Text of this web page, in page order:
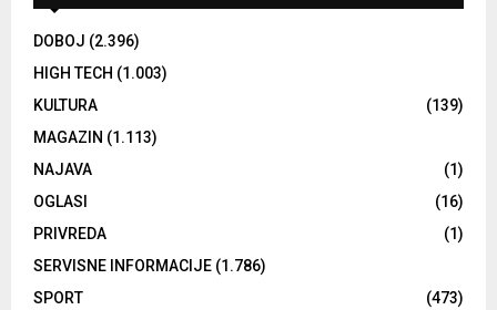
DOBOJ (2.396)
HIGH TECH (1.003)
KULTURA
(139)
MAGAZIN (1.113)
NAJAVA
(1)
OGLASI
(16)
PRIVREDA
(1)
SERVISNE INFORMACIJE (1.786)
SPORT
(473)